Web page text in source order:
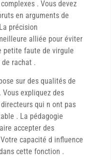
. Vous devez
en arguments de
précision
alliée pour éviter
petite faute de virgule
rachat .
sur des qualités de
expliquez des
qui n ont pas
. La pédagogie
accepter des
capacité d influence
cette fonction .